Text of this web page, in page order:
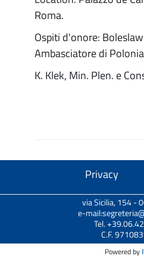
Roma.
Ospiti d'onore:
Ambasciatore di Polonia
K. Klek, Min. Plen. e
Privacy
via Sicilia, 154 -
e-
Tel.
C.F.
Powered by